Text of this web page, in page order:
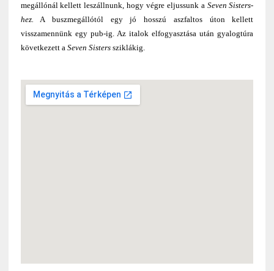
megállónál kellett leszállnunk, hogy végre eljussunk a Seven Sisters-
hez. A buszmegállótól egy jó hosszú aszfaltos úton kellett
visszamennünk egy pub-ig. Az italok elfogyasztása után gyalogtúra
következett aSeven Sisters sziklákig.